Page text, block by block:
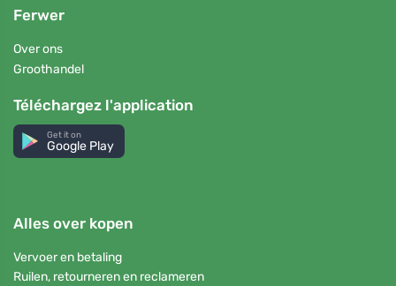
Ferwer
Over ons
Groothandel
Téléchargez l'application
Get it on
Google Play
Alles over kopen
Vervoer en betaling
Ruilen, retourneren en reclameren